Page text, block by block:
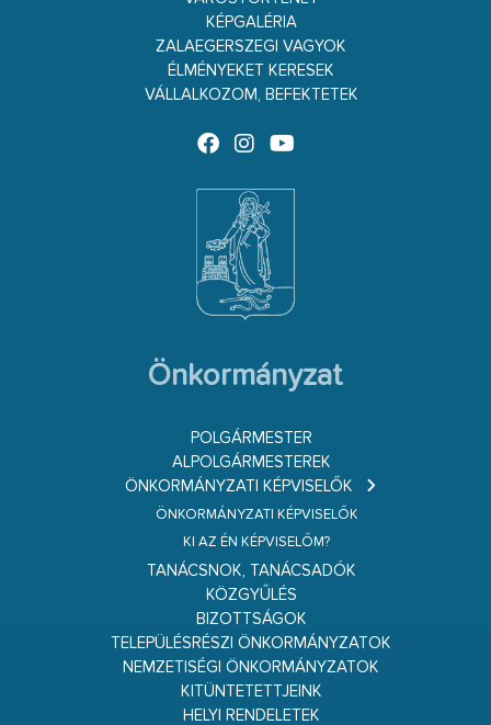
KÉPGALÉRIA
ZALAEGERSZEGI VAGYOK
ÉLMÉNYEKET KERESEK
VÁLLALKOZOM, BEFEKTETEK
Önkormányzat
POLGÁRMESTER
ALPOLGÁRMESTEREK
ÖNKORMÁNYZATI KÉPVISELŐK
ÖNKORMÁNYZATI KÉPVISELŐK
KI AZ ÉN KÉPVISELŐM?
TANÁCSNOK, TANÁCSADÓK
KÖZGYŰLÉS
BIZOTTSÁGOK
TELEPÜLÉSRÉSZI ÖNKORMÁNYZATOK
NEMZETISÉGI ÖNKORMÁNYZATOK
KITÜNTETETTJEINK
HELYI RENDELETEK